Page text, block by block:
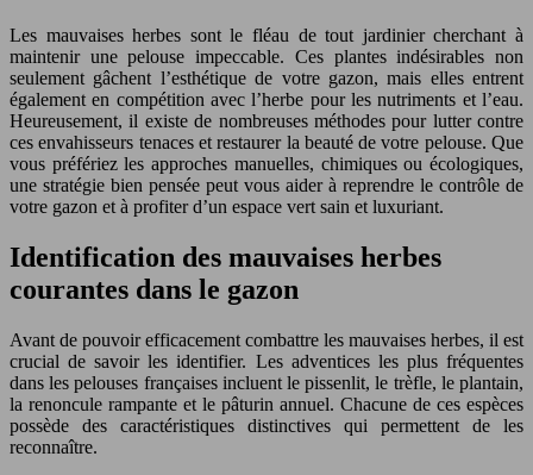
Les mauvaises herbes sont le fléau de tout jardinier cherchant à
maintenir une pelouse impeccable. Ces plantes indésirables non
seulement gâchent l’esthétique de votre gazon, mais elles entrent
également en compétition avec l’herbe pour les nutriments et l’eau.
Heureusement, il existe de nombreuses méthodes pour lutter contre
ces envahisseurs tenaces et restaurer la beauté de votre pelouse. Que
vous préfériez les approches manuelles, chimiques ou écologiques,
une stratégie bien pensée peut vous aider à reprendre le contrôle de
votre gazon et à profiter d’un espace vert sain et luxuriant.
Identification des mauvaises herbes
courantes dans le gazon
Avant de pouvoir efficacement combattre les mauvaises herbes, il est
crucial de savoir les identifier. Les adventices les plus fréquentes
dans les pelouses françaises incluent le pissenlit, le trèfle, le plantain,
la renoncule rampante et le pâturin annuel. Chacune de ces espèces
possède des caractéristiques distinctives qui permettent de les
reconnaître.